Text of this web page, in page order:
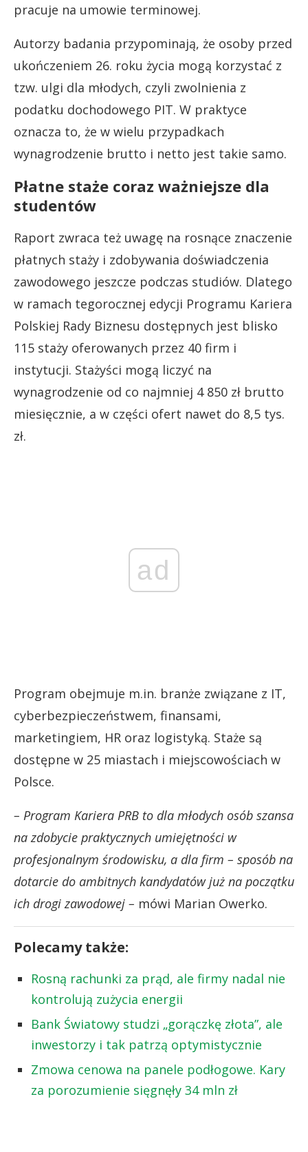
pracuje na umowie terminowej.
Autorzy badania przypominają, że osoby przed
ukończeniem 26. roku życia mogą korzystać z
tzw. ulgi dla młodych, czyli zwolnienia z
podatku dochodowego PIT. W praktyce
oznacza to, że w wielu przypadkach
wynagrodzenie brutto i netto jest takie samo.
Płatne staże coraz ważniejsze dla
studentów
Raport zwraca też uwagę na rosnące znaczenie
płatnych staży i zdobywania doświadczenia
zawodowego jeszcze podczas studiów. Dlatego
w ramach tegorocznej edycji Programu Kariera
Polskiej Rady Biznesu dostępnych jest blisko
115 staży oferowanych przez 40 firm i
instytucji. Stażyści mogą liczyć na
wynagrodzenie od co najmniej 4 850 zł brutto
miesięcznie, a w części ofert nawet do 8,5 tys.
zł.
ad
Program obejmuje m.in. branże związane z IT,
cyberbezpieczeństwem, finansami,
marketingiem, HR oraz logistyką. Staże są
dostępne w 25 miastach i miejscowościach w
Polsce.
– Program Kariera PRB to dla młodych osób szansa
na zdobycie praktycznych umiejętności w
profesjonalnym środowisku, a dla firm – sposób na
dotarcie do ambitnych kandydatów już na początku
ich drogi zawodowej – mówi Marian Owerko.
Polecamy także:
Rosną rachunki za prąd, ale firmy nadal nie
kontrolują zużycia energii
Bank Światowy studzi „gorączkę złota”, ale
inwestorzy i tak patrzą optymistycznie
Zmowa cenowa na panele podłogowe. Kary
za porozumienie sięgnęły 34 mln zł